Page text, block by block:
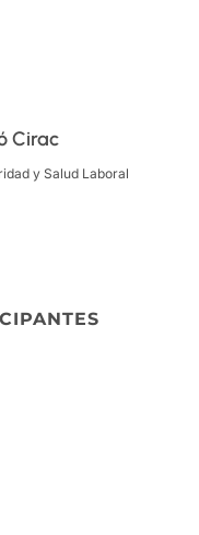
Cirac
y Salud Laboral